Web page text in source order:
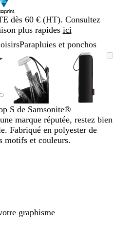
dès 60 € (HT). Consultez
plus rapides ici
Parapluies et ponchos
Image
zoomable
Zoom
au
minimum
Cliquez
pour
développer
Utilisez
les
touches
plus
et
moins
pour
zoomer
et
Image
Zoom
Cliquez
Utilisez
touches
plus
moins
pour
zoomer
S de Samsonite®
marque réputée, restez bien
Fabriqué en polyester de
motifs et couleurs.
graphisme